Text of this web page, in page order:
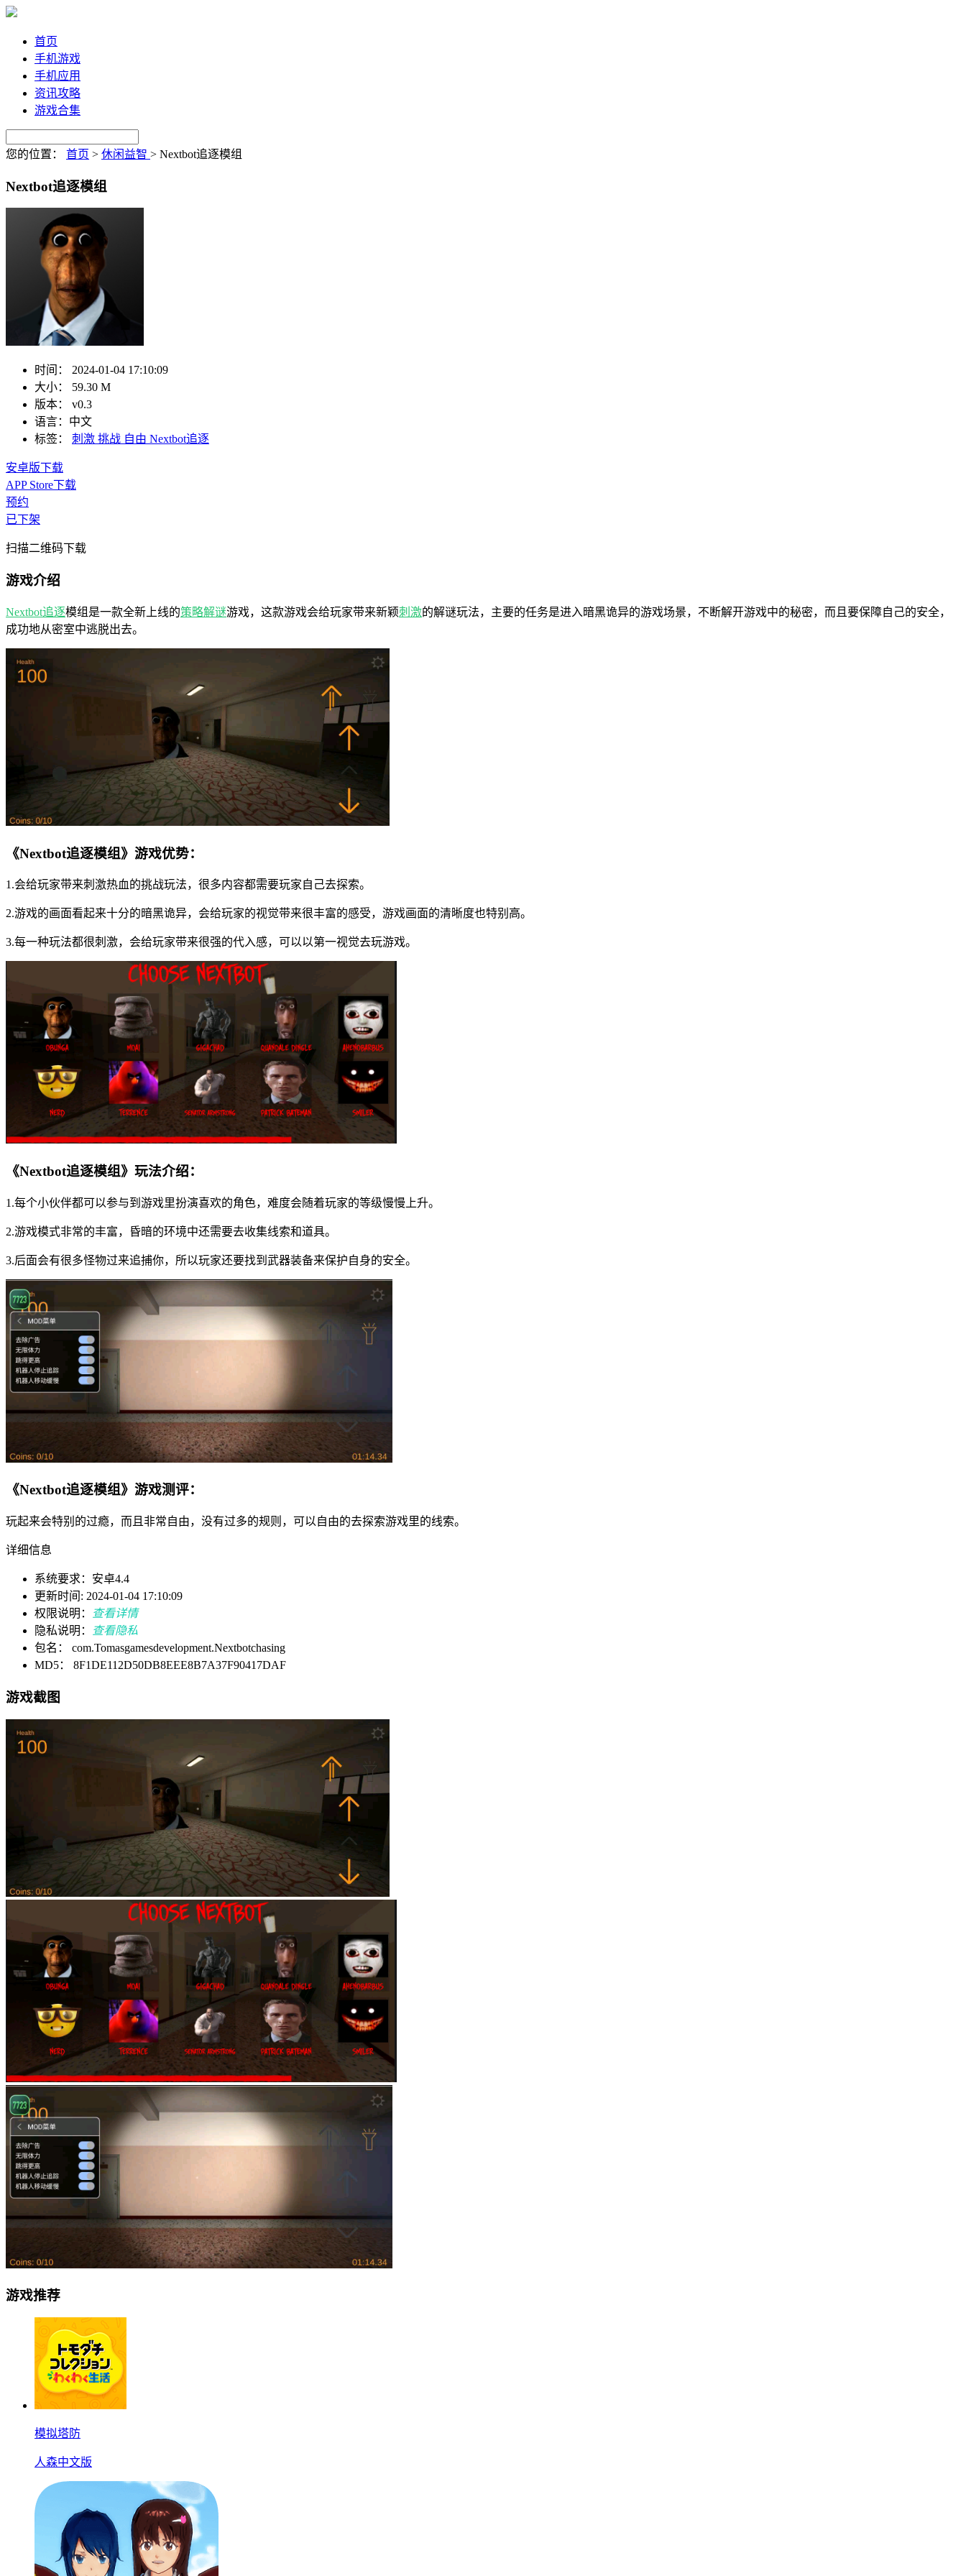
首页
手机游戏
手机应用
资讯攻略
游戏合集
您的位置： 首页 > 休闲益智 > Nextbot追逐模组
Nextbot追逐模组
时间：
2024-01-04 17:10:09
大小：
59.30 M
版本：
v0.3
语言： 中文
标签：
刺激 挑战 自由 Nextbot追逐
安卓版下载
APP Store下载
预约
已下架
扫描二维码下载
游戏介绍
Nextbot追逐模组是一款全新上线的策略解谜游戏，这款游戏会给玩家带来新颖刺激的解谜玩法，主要的任务是进入暗黑诡异的游戏场景，不断解开游戏中的秘密，而且要保障自己的安全，
成功地从密室中逃脱出去。
《Nextbot追逐模组》游戏优势：
1.会给玩家带来刺激热血的挑战玩法，很多内容都需要玩家自己去探索。
2.游戏的画面看起来十分的暗黑诡异，会给玩家的视觉带来很丰富的感受，游戏画面的清晰度也特别高。
3.每一种玩法都很刺激，会给玩家带来很强的代入感，可以以第一视觉去玩游戏。
《Nextbot追逐模组》玩法介绍：
1.每个小伙伴都可以参与到游戏里扮演喜欢的角色，难度会随着玩家的等级慢慢上升。
2.游戏模式非常的丰富，昏暗的环境中还需要去收集线索和道具。
3.后面会有很多怪物过来追捕你，所以玩家还要找到武器装备来保护自身的安全。
《Nextbot追逐模组》游戏测评：
玩起来会特别的过瘾，而且非常自由，没有过多的规则，可以自由的去探索游戏里的线索。
详细信息
系统要求：安卓4.4
更新时间: 2024-01-04 17:10:09
权限说明：
查看详情
隐私说明：
查看隐私
包名： com.Tomasgamesdevelopment.Nextbotchasing
MD5： 8F1DE112D50DB8EEE8B7A37F90417DAF
游戏截图
游戏推荐
模拟塔防
人森中文版